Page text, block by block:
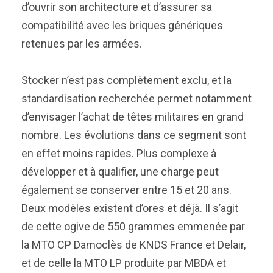
d’ouvrir son architecture et d’assurer sa
compatibilité avec les briques génériques
retenues par les armées.
Stocker n’est pas complètement exclu, et la
standardisation recherchée permet notamment
d’envisager l’achat de têtes militaires en grand
nombre. Les évolutions dans ce segment sont
en effet moins rapides. Plus complexe à
développer et à qualifier, une charge peut
également se conserver entre 15 et 20 ans.
Deux modèles existent d’ores et déjà. Il s’agit
de cette ogive de 550 grammes emmenée par
la MTO CP Damoclès de KNDS France et Delair,
et de celle la MTO LP produite par MBDA et